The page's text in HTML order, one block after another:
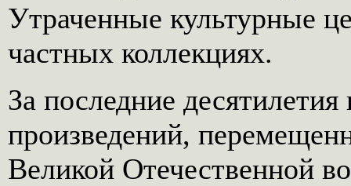
Утраченные культурные
частных коллекциях.
За последние
произведений,
Великой Отечественной